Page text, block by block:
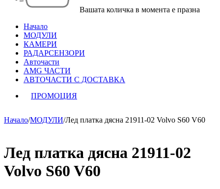
Вашата количка в момента е празна
Начало
МОДУЛИ
КАМЕРИ
РАДАРСЕНЗОРИ
Авточасти
AMG ЧАСТИ
АВТОЧАСТИ С ДОСТАВКА
ПРОМОЦИЯ
Начало/МОДУЛИ/Лед платка дясна 21911-02 Volvo S60 V60
Лед платка дясна 21911-02
Volvo S60 V60